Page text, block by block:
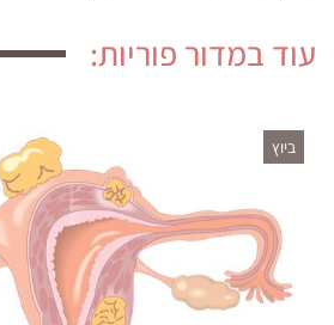
עוד במדור פוריות:
ביוץ